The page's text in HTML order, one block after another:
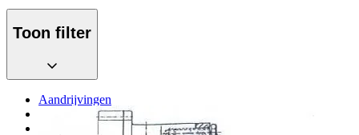
Toon filter
Aandrijvingen
Deck mounted thrusters